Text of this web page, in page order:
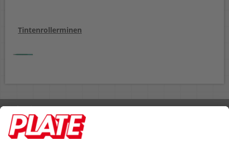
Tintenrollerminen
Rufen Sie uns an 04298 401-0
Lieferbedingungen Impressum